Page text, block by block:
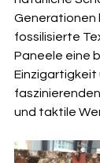
Generationen
fossilisierte
Paneele eine
Einzigartigkeit
und taktile